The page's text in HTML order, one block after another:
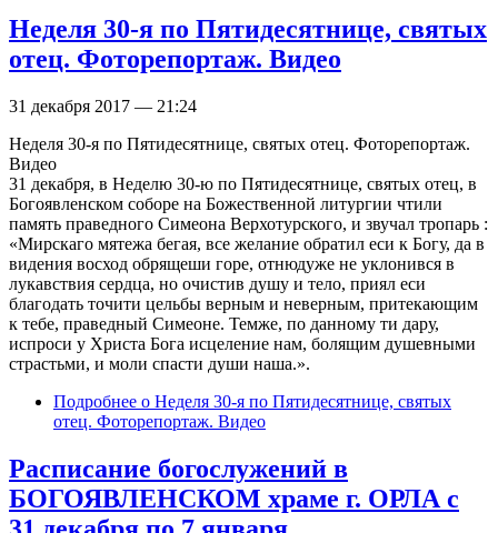
Неделя 30-я по Пятидесятнице, святых
отец. Фоторепортаж. Видео
31 декабря 2017 — 21:24
Неделя 30-я по Пятидесятнице, святых отец. Фоторепортаж.
Видео
31 декабря, в Неделю 30-ю по Пятидесятнице, святых отец, в
Богоявленском соборе на Божественной литургии чтили
память праведного Симеона Верхотурского, и звучал тропарь :
«Мирскаго мятежа бегая, все желание обратил еси к Богу, да в
видения восход обрящеши горе, отнюдуже не уклонився в
лукавствия сердца, но очистив душу и тело, приял еси
благодать точити цельбы верным и неверным, притекающим
к тебе, праведный Симеоне. Темже, по данному ти дару,
испроси у Христа Бога исцеление нам, болящим душевными
страстьми, и моли спасти души наша.».
Подробнее о Неделя 30-я по Пятидесятнице, святых
отец. Фоторепортаж. Видео
Расписание богослужений в
БОГОЯВЛЕНСКОМ храме г. ОРЛА с